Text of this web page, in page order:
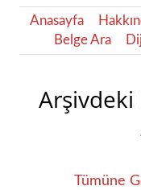
Anasayfa
Belge Ara
Arşivdeki
Tümüne